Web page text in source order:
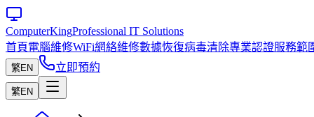
ComputerKingProfessional IT Solutions
首頁電腦維修WiFi網絡維修數據恢復病毒清除專業認證服務範
繁EN 立即預約
繁EN